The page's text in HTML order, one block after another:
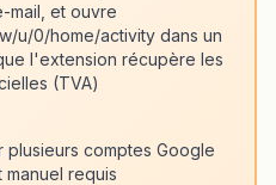
mail, et ouvre
u/0/home/activity dans un
l'extension récupère les
(TVA)
plusieurs comptes Google
requis